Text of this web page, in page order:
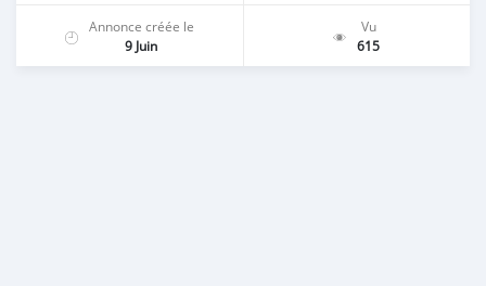
Annonce créée le
9 Juin
Vu
615